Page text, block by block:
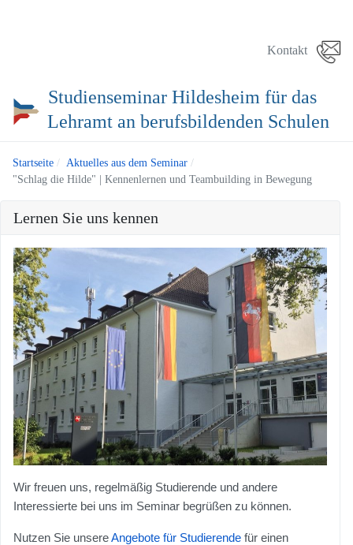
Kontakt
Studienseminar Hildesheim für das
Lehramt an berufsbildenden Schulen
Startseite
Aktuelles aus dem Seminar
"Schlag die Hilde" | Kennenlernen und Teambuilding in Bewegung
Lernen Sie uns kennen
Wir freuen uns, regelmäßig Studierende und andere
Interessierte bei uns im Seminar begrüßen zu können.
Nutzen Sie unsereAngebote für Studierende für einen